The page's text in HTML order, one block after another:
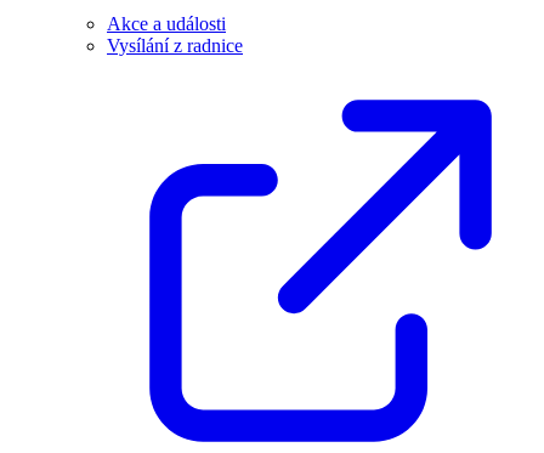
Akce a události
Vysílání z radnice